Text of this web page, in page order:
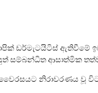
ඩර්මැටයිටිස් ඇතිවීමේ
සම්බන්ධිත ආසාත්මික
වෛරසයට නිරාවරණය වූ